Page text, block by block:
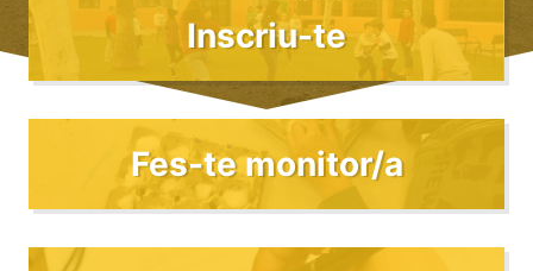
Inscriu-te
Fes-te monitor/a